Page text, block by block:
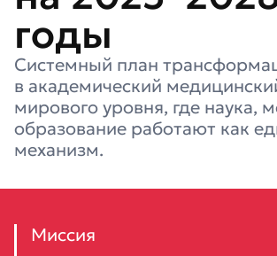
годы
Системный план
в академический
мирового уровня, где наука,
образование работают как
механизм.
Миссия